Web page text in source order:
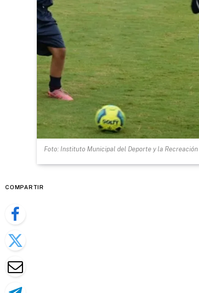
Foto: Instituto Municipal del Deporte y la
COMPARTIR